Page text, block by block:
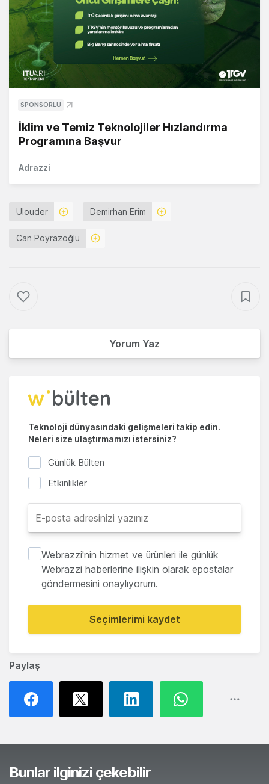
Paylaş
SPONSORLU
İklim ve Temiz Teknolojiler Hızlandırma
Programına Başvur
Adrazzi
Ulouder Demirhan Erim
Can Poyrazoğlu
Yorum Yaz
Teknoloji dünyasındaki gelişmeleri takip edin.
Neleri size ulaştırmamızı istersiniz?
Günlük Bülten
Etkinlikler
Webrazzi'nin hizmet ve ürünleri ile günlük
Webrazzi haberlerine ilişkin olarak epostalar
göndermesini onaylıyorum.
Seçimlerimi kaydet
Bunlar ilginizi çekebilir